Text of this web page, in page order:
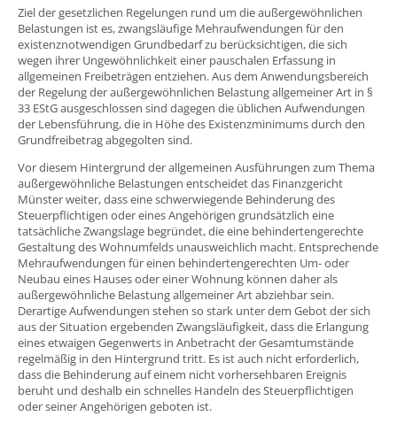
Ziel der gesetzlichen Regelungen rund um die außergewöhnlichen
Belastungen ist es, zwangsläufige Mehraufwendungen für den
existenznotwendigen Grundbedarf zu berücksichtigen, die sich
wegen ihrer Ungewöhnlichkeit einer pauschalen Erfassung in
allgemeinen Freibeträgen entziehen. Aus dem Anwendungsbereich
der Regelung der außergewöhnlichen Belastung allgemeiner Art in §
33 EStG ausgeschlossen sind dagegen die üblichen Aufwendungen
der Lebensführung, die in Höhe des Existenzminimums durch den
Grundfreibetrag abgegolten sind.
Vor diesem Hintergrund der allgemeinen Ausführungen zum Thema
außergewöhnliche Belastungen entscheidet das Finanzgericht
Münster weiter, dass eine schwerwiegende Behinderung des
Steuerpflichtigen oder eines Angehörigen grundsätzlich eine
tatsächliche Zwangslage begründet, die eine behindertengerechte
Gestaltung des Wohnumfelds unausweichlich macht. Entsprechende
Mehraufwendungen für einen behindertengerechten Um- oder
Neubau eines Hauses oder einer Wohnung können daher als
außergewöhnliche Belastung allgemeiner Art abziehbar sein.
Derartige Aufwendungen stehen so stark unter dem Gebot der sich
aus der Situation ergebenden Zwangsläufigkeit, dass die Erlangung
eines etwaigen Gegenwerts in Anbetracht der Gesamtumstände
regelmäßig in den Hintergrund tritt. Es ist auch nicht erforderlich,
dass die Behinderung auf einem nicht vorhersehbaren Ereignis
beruht und deshalb ein schnelles Handeln des Steuerpflichtigen
oder seiner Angehörigen geboten ist.